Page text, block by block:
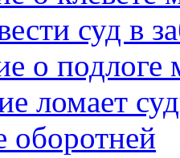
суд в
о
ломает
оборотней